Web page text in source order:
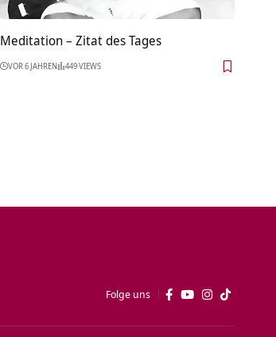
Meditation – Zitat des Tages
VOR 6 JAHREN 449 VIEWS
Folge uns